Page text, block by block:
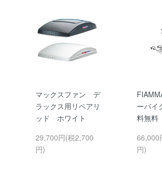
マックスファン デ
ラックス用リペアリ
ッド ホワイト
29,700円(税2,700
円)
ーバ
料無料
66,000
円)